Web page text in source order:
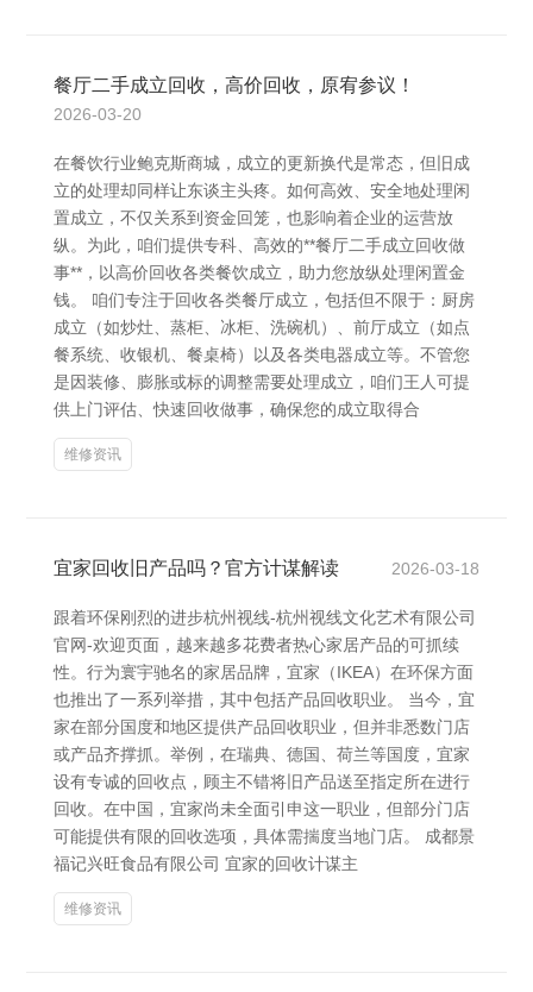
餐厅二手成立回收，高价回收，原宥参议！
2026-03-20
在餐饮行业鲍克斯商城，成立的更新换代是常态，但旧成
立的处理却同样让东谈主头疼。如何高效、安全地处理闲
置成立，不仅关系到资金回笼，也影响着企业的运营放
纵。为此，咱们提供专科、高效的**餐厅二手成立回收做
事**，以高价回收各类餐饮成立，助力您放纵处理闲置金
钱。 咱们专注于回收各类餐厅成立，包括但不限于：厨房
成立（如炒灶、蒸柜、冰柜、洗碗机）、前厅成立（如点
餐系统、收银机、餐桌椅）以及各类电器成立等。不管您
是因装修、膨胀或标的调整需要处理成立，咱们王人可提
供上门评估、快速回收做事，确保您的成立取得合
维修资讯
宜家回收旧产品吗？官方计谋解读 2026-03-18
跟着环保刚烈的进步杭州视线-杭州视线文化艺术有限公司
官网-欢迎页面，越来越多花费者热心家居产品的可抓续
性。行为寰宇驰名的家居品牌，宜家（IKEA）在环保方面
也推出了一系列举措，其中包括产品回收职业。 当今，宜
家在部分国度和地区提供产品回收职业，但并非悉数门店
或产品齐撑抓。举例，在瑞典、德国、荷兰等国度，宜家
设有专诚的回收点，顾主不错将旧产品送至指定所在进行
回收。在中国，宜家尚未全面引申这一职业，但部分门店
可能提供有限的回收选项，具体需揣度当地门店。 成都景
福记兴旺食品有限公司 宜家的回收计谋主
维修资讯